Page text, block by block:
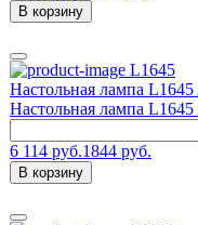
В корзину
L1645
Настольная лампа
Настольная лампа
6 114 руб.1844 руб.
В корзину